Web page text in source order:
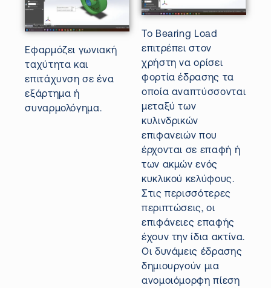
Εφαρμόζει γωνιακή
ταχύτητα και
επιτάχυνση σε ένα
εξάρτημα ή
συναρμολόγημα.
Το Bearing Load
επιτρέπει στον
χρήστη να ορίσει
φορτίαέδρασης τα
οποία αναπτύσσονται
μεταξύ των
κυλινδρικών
επιφανειών που
έρχονται σε επαφή ή
των ακμών ενός
κυκλικού κελύφους.
Στις περισσότερες
περιπτώσεις, οι
επιφάνειες επαφής
έχουν την ίδια ακτίνα.
Οι δυνάμεις έδρασης
δημιουργούν μια
ανομοιόμορφη πίεση